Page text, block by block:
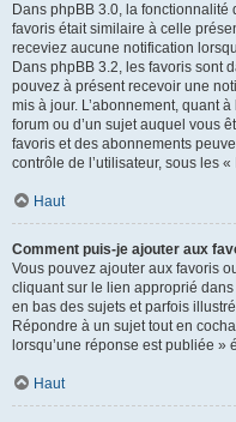
Dans phpBB 3.0, la fonctionnalité
favoris était similaire à celle
receviez aucune notification
Dans phpBB 3.2, les favoris sont
pouvez à présent recevoir une
mis à jour. L’abonnement, quant
forum ou d’un sujet auquel vous
favoris et des abonnements
contrôle de l’utilisateur, sous les
Haut
Comment puis-je ajouter aux
Vous pouvez ajouter aux favoris
cliquant sur le lien approprié
en bas des sujets et parfois
Répondre à un sujet tout en
lorsqu’une réponse est publiée
Haut